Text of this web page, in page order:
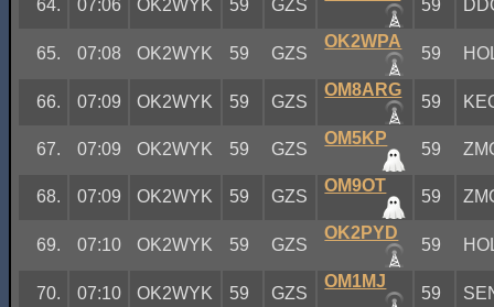
64. 07:06 OK2WYK 59 GZS 59
65. 07:08 OK2WYK 59 GZS
OK2WPA
59
66. 07:09 OK2WYK 59 GZS
OM8ARG
59
67. 07:09 OK2WYK 59 GZS
OM5KP
59
68. 07:09 OK2WYK 59 GZS
OM9OT
59
69. 07:10 OK2WYK 59 GZS
OK2PYD
59
70. 07:10 OK2WYK 59 GZS
OM1MJ
59